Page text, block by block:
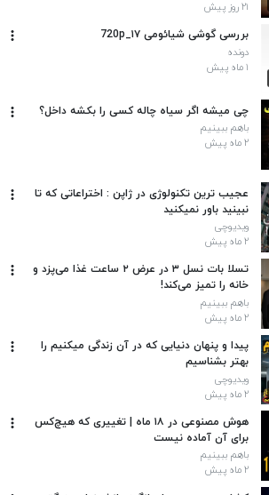
۲۱ روز پیش
بررسی گوشی شیائومی ۱۷_720p
دونده
۱ ماه پیش
چی میشه اگر سیاه چاله کسی را بکشه داخل؟
باهم ببینیم
۲ ماه پیش
عجیب ترین تکنولوژی در ژاپن : اختراعاتی که تا
نبینید باور نمیکنید
ویدیوچی
۲ ماه پیش
تسلا بات نسل ۳ در عرض ۲ ساعت غذا می‌پزد و
خانه را تمیز می‌کند!
باهم ببینیم
۲ ماه پیش
پیدا و پنهان دنیایی که در آن زندگی میکنیم را
بهتر بشناسیم
ویدیوچی
۲ ماه پیش
هوش مصنوعی در ۱۸ ماه | تغییری که هیچ‌کس
برای آن آماده نیست
باهم ببینیم
۲ ماه پیش